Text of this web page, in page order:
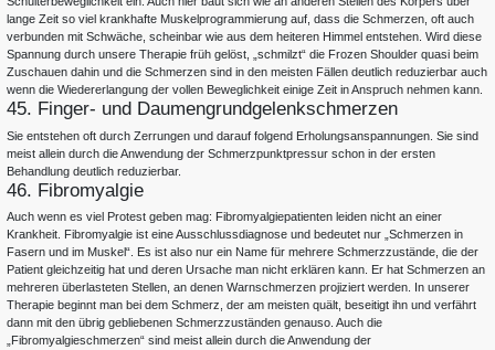
lange Zeit so viel krankhafte Muskelprogrammierung auf, dass die Schmerzen, oft auch
verbunden mit Schwäche, scheinbar wie aus dem heiteren Himmel entstehen. Wird diese
Spannung durch unsere Therapie früh gelöst, „schmilzt“ die Frozen Shoulder quasi beim
Zuschauen dahin und die Schmerzen sind in den meisten Fällen deutlich reduzierbar auch
wenn die Wiedererlangung der vollen Beweglichkeit einige Zeit in Anspruch nehmen kann.
45. Finger- und Daumengrundgelenkschmerzen
Sie entstehen oft durch Zerrungen und darauf folgend Erholungsanspannungen. Sie sind
meist allein durch die Anwendung der Schmerzpunktpressur schon in der ersten
Behandlung deutlich reduzierbar.
46. Fibromyalgie
Auch wenn es viel Protest geben mag: Fibromyalgiepatienten leiden nicht an einer
Krankheit. Fibromyalgie ist eine Ausschlussdiagnose und bedeutet nur „Schmerzen in
Fasern und im Muskel“. Es ist also nur ein Name für mehrere Schmerzzustände, die der
Patient gleichzeitig hat und deren Ursache man nicht erklären kann. Er hat Schmerzen an
mehreren überlasteten Stellen, an denen Warnschmerzen projiziert werden. In unserer
Therapie beginnt man bei dem Schmerz, der am meisten quält, beseitigt ihn und verfährt
dann mit den übrig gebliebenen Schmerzzuständen genauso. Auch die
„Fibromyalgieschmerzen“ sind meist allein durch die Anwendung der